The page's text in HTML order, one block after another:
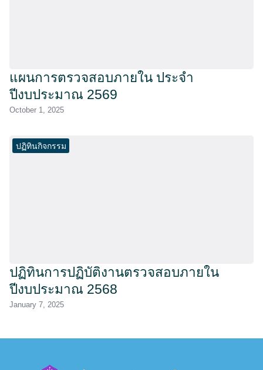
แผนการตรวจสอบภายใน ประจำ
ปีงบประมาณ 2569
October 1, 2025
ปฏิทินกิจกรรม
ปฏิทินการปฏิบัติงานตรวจสอบภายใน
ปีงบประมาณ 2568
January 7, 2025